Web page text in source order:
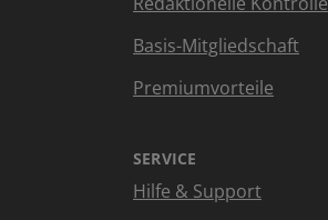
Basis-Mitgliedschaft
Premiumvorteile
SERVICE
Hilfe & Support